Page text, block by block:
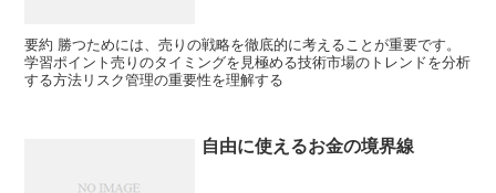
要約 勝つためには、売りの戦略を徹底的に考えることが重要です。
学習ポイント売りのタイミングを見極める技術市場のトレンドを分析
する方法リスク管理の重要性を理解する
自由に使えるお金の境界線